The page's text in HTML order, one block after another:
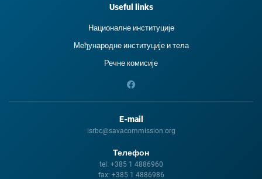
Useful links
Националне институције
Међународне институције и тела
Речне комисије
E-mail
isrbc@savacommission.org
Телефон
tel: +385 1 4886960
fax: +385 1 4886986